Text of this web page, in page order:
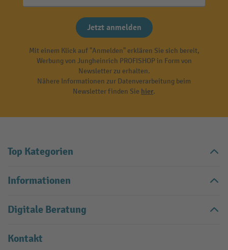
Jetzt anmelden
Mit einem Klick auf "Anmelden" erklären Sie sich bereit,
Werbung von Jungheinrich PROFISHOP in Form von
Newsletter zu erhalten.
Nähere Informationen zur Datenverarbeitung beim
Newsletter finden Sie hier.
Top Kategorien
Informationen
Digitale Beratung
Kontakt